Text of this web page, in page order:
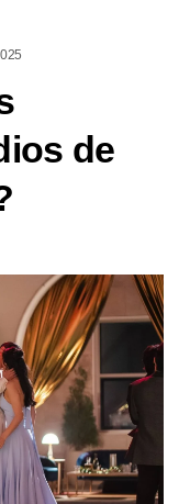
de